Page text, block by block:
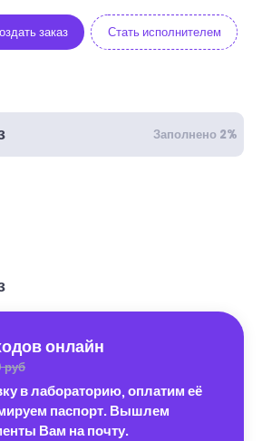
заказ Стать исполнителем
Заполнено 2%
онлайн
руб
в лабораторию, оплатим её
паспорт. Вышлем
Вам на почту.